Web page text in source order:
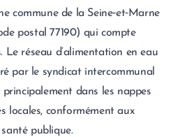
commune de la Seine‑et‑Marne
postal 77190) qui compte
Le réseau d’alimentation en eau
par le syndicat intercommunal
principalement dans les nappes
locales, conformément aux
publique.